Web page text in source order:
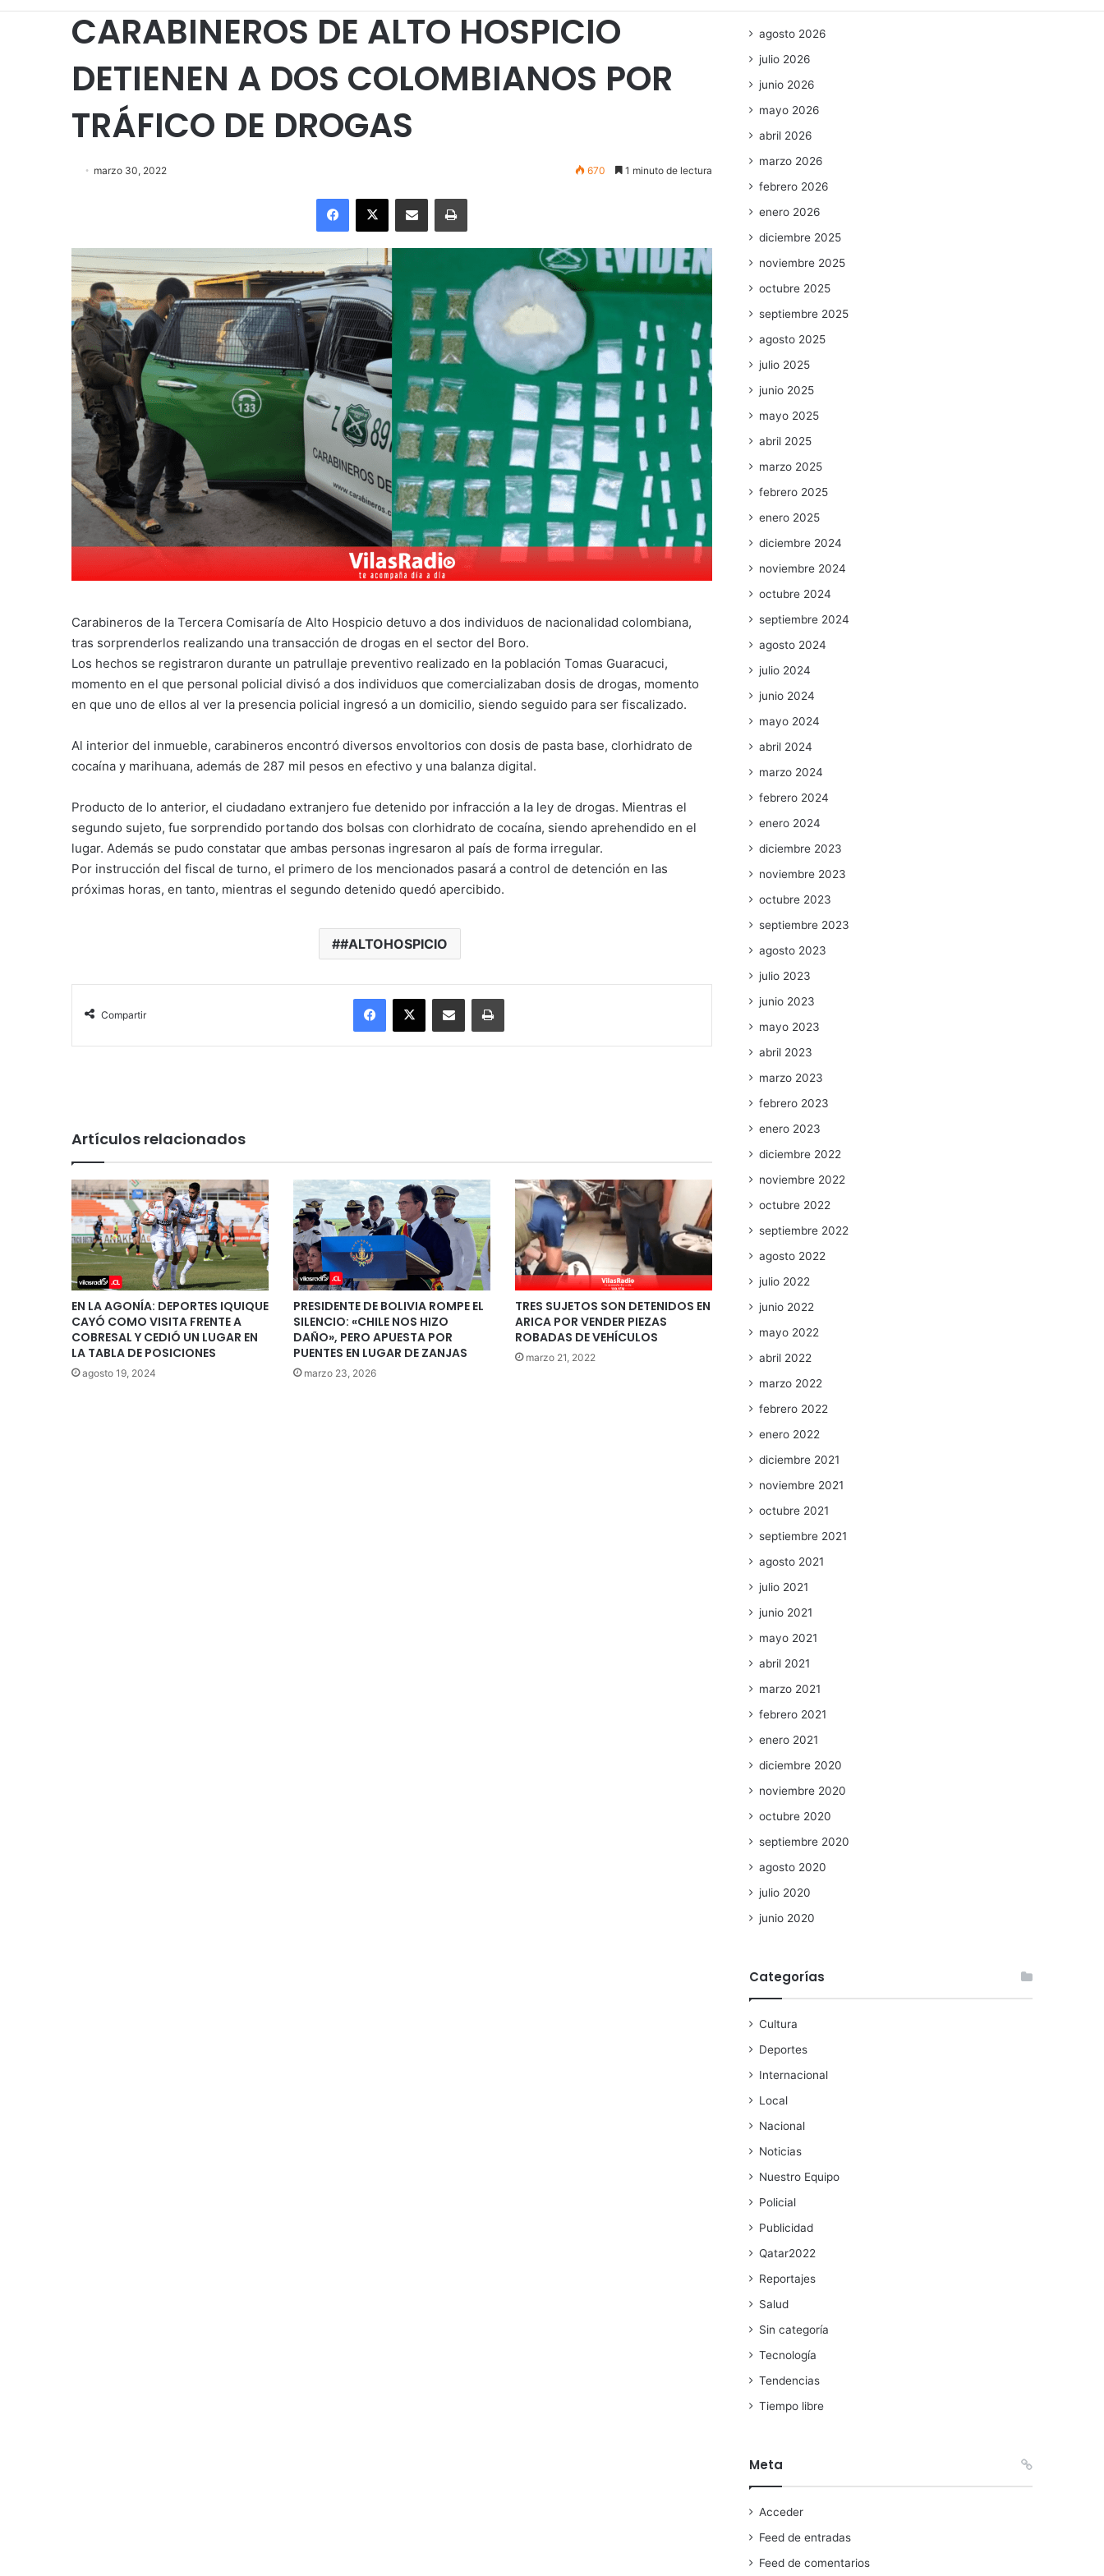
CARABINEROS DE ALTO HOSPICIO
DETIENEN A DOS COLOMBIANOS POR
TRÁFICO DE DROGAS
marzo 30, 2022 670 1 minuto de lectura
Facebook
X Enviar vía email Imprimir
Carabineros de la Tercera Comisaría de Alto Hospicio detuvo a dos individuos de nacionalidad colombiana,
tras sorprenderlos realizando una transacción de drogas en el sector del Boro.
Los hechos se registraron durante un patrullaje preventivo realizado en la población Tomas Guaracuci,
momento en el que personal policial divisó a dos individuos que comercializaban dosis de drogas, momento
en que uno de ellos al ver la presencia policial ingresó a un domicilio, siendo seguido para ser fiscalizado.
Al interior del inmueble, carabineros encontró diversos envoltorios con dosis de pasta base, clorhidrato de
cocaína y marihuana, además de 287 mil pesos en efectivo y una balanza digital.
Producto de lo anterior, el ciudadano extranjero fue detenido por infracción a la ley de drogas. Mientras el
segundo sujeto, fue sorprendido portando dos bolsas con clorhidrato de cocaína, siendo aprehendido en el
lugar. Además se pudo constatar que ambas personas ingresaron al país de forma irregular.
Por instrucción del fiscal de turno, el primero de los mencionados pasará a control de detención en las
próximas horas, en tanto, mientras el segundo detenido quedó apercibido.
#ALTOHOSPICIO
Compartir
Facebook
X Enviar vía email Imprimir
Artículos relacionados
EN LA AGONÍA: DEPORTES IQUIQUE
CAYÓ COMO VISITA FRENTE A
COBRESAL Y CEDIÓ UN LUGAR EN
LA TABLA DE POSICIONES
agosto 19, 2024
PRESIDENTE DE BOLIVIA ROMPE EL
SILENCIO: «CHILE NOS HIZO
DAÑO», PERO APUESTA POR
PUENTES EN LUGAR DE ZANJAS
marzo 23, 2026
TRES SUJETOS SON DETENIDOS EN
ARICA POR VENDER PIEZAS
ROBADAS DE VEHÍCULOS
marzo 21, 2022
agosto 2026
julio 2026
junio 2026
mayo 2026
abril 2026
marzo 2026
febrero 2026
enero 2026
diciembre 2025
noviembre 2025
octubre 2025
septiembre 2025
agosto 2025
julio 2025
junio 2025
mayo 2025
abril 2025
marzo 2025
febrero 2025
enero 2025
diciembre 2024
noviembre 2024
octubre 2024
septiembre 2024
agosto 2024
julio 2024
junio 2024
mayo 2024
abril 2024
marzo 2024
febrero 2024
enero 2024
diciembre 2023
noviembre 2023
octubre 2023
septiembre 2023
agosto 2023
julio 2023
junio 2023
mayo 2023
abril 2023
marzo 2023
febrero 2023
enero 2023
diciembre 2022
noviembre 2022
octubre 2022
septiembre 2022
agosto 2022
julio 2022
junio 2022
mayo 2022
abril 2022
marzo 2022
febrero 2022
enero 2022
diciembre 2021
noviembre 2021
octubre 2021
septiembre 2021
agosto 2021
julio 2021
junio 2021
mayo 2021
abril 2021
marzo 2021
febrero 2021
enero 2021
diciembre 2020
noviembre 2020
octubre 2020
septiembre 2020
agosto 2020
julio 2020
junio 2020
Categorías
Cultura
Deportes
Internacional
Local
Nacional
Noticias
Nuestro Equipo
Policial
Publicidad
Qatar2022
Reportajes
Salud
Sin categoría
Tecnología
Tendencias
Tiempo libre
Meta
Acceder
Feed de entradas
Feed de comentarios